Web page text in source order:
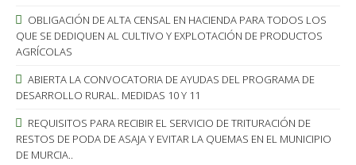
OBLIGACIÓN DE ALTA CENSAL EN HACIENDA PARA TODOS LOS
QUE SE DEDIQUEN AL CULTIVO Y EXPLOTACIÓN DE PRODUCTOS
AGRÍCOLAS
ABIERTA LA CONVOCATORIA DE AYUDAS DEL PROGRAMA DE
DESARROLLO RURAL. MEDIDAS 10 Y 11
REQUISITOS PARA RECIBIR EL SERVICIO DE TRITURACIÓN DE
RESTOS DE PODA DE ASAJA Y EVITAR LA QUEMAS EN EL MUNICIPIO
DE MURCIA..